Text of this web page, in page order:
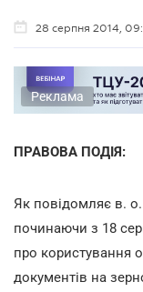
28 серпня 2014,
Реклама
ПРАВОВА ПОДІЯ:
Як повідомляє в.
починаючи з 18
про користування
документів на